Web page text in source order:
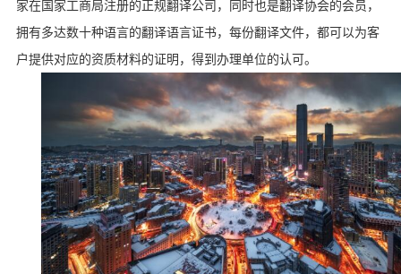
家在国家工商局注册的正规翻译公司，同时也是翻译协会的会员，
拥有多达数十种语言的翻译语言证书，每份翻译文件，都可以为客
户提供对应的资质材料的证明，得到办理单位的认可。